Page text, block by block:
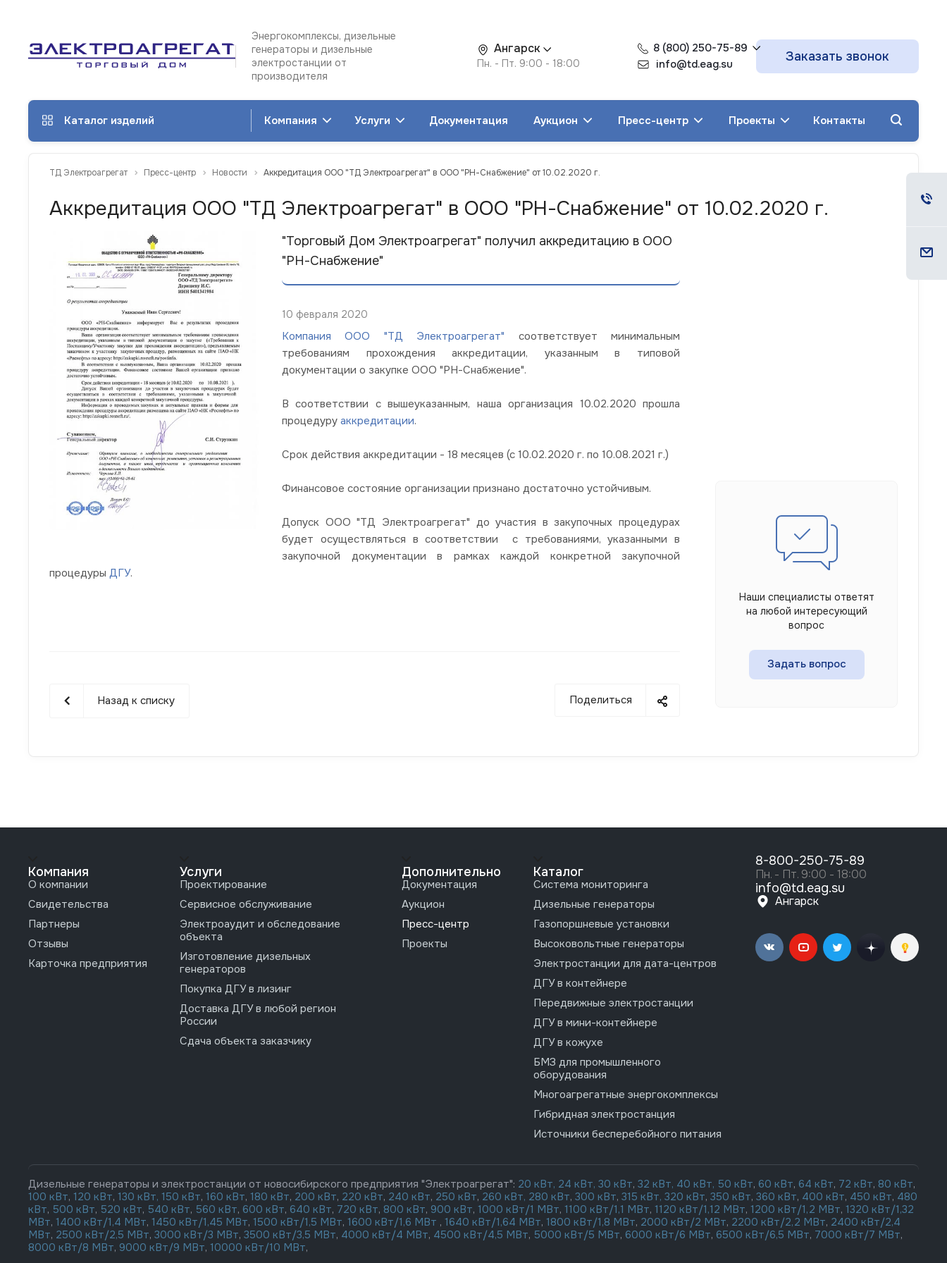
Энергокомплексы, дизельные
генераторы и дизельные
электростанции от
производителя
Ангарск
Пн. - Пт. 9:00 - 18:00
8 (800) 250-75-89
info@td.eag.su
Заказать звонок
Каталог изделий Компания Услуги Документация Аукцион Пресс-центр Проекты Контакты
ТД Электроагрегат Пресс-центр Новости Аккредитация ООО "ТД Электроагрегат" в ООО "РН-Снабжение" от 10.02.2020 г.
Аккредитация ООО "ТД Электроагрегат" в ООО "РН-Снабжение" от 10.02.2020 г.
"Торговый Дом Электроагрегат" получил аккредитацию в ООО
"РН-Снабжение"
10 февраля 2020
Компания ООО "ТД Электроагрегат" соответствует минимальным
требованиям прохождения аккредитации, указанным в типовой
документации о закупке ООО "РН-Снабжение".
В соответствии с вышеуказанным, наша организация 10.02.2020 прошла
процедуру аккредитации.
Срок действия аккредитации - 18 месяцев (с 10.02.2020 г. по 10.08.2021 г.)
Финансовое состояние организации признано достаточно устойчивым.
Допуск ООО "ТД Электроагрегат" до участия в закупочных процедурах
будет осуществляться в соответствии с требованиями, указанными в
закупочной документации в рамках каждой конкретной закупочной
процедуры ДГУ.
Наши специалисты ответят
на любой интересующий
вопрос
Задать вопрос
Поделиться
Назад к списку
Компания
О компании
Свидетельства
Партнеры
Отзывы
Карточка предприятия
Услуги
Проектирование
Сервисное обслуживание
Электроаудит и обследование
объекта
Изготовление дизельных
генераторов
Покупка ДГУ в лизинг
Доставка ДГУ в любой регион
России
Сдача объекта заказчику
Дополнительно
Документация
Аукцион
Пресс-центр
Проекты
Каталог
Система мониторинга
Дизельные генераторы
Газопоршневые установки
Высоковольтные генераторы
Электростанции для дата-центров
ДГУ в контейнере
Передвижные электростанции
ДГУ в мини-контейнере
ДГУ в кожухе
БМЗ для промышленного
оборудования
Многоагрегатные энергокомплексы
Гибридная электростанция
Источники бесперебойного питания
8-800-250-75-89
Пн. - Пт. 9:00 - 18:00
info@td.eag.su
Ангарск
Дизельные генераторы и электростанции от новосибирского предприятия "Электроагрегат": 20 кВт, 24 кВт, 30 кВт, 32 кВт, 40 кВт, 50 кВт, 60 кВт, 64 кВт, 72 кВт, 80 кВт,
100 кВт, 120 кВт, 130 кВт, 150 кВт, 160 кВт, 180 кВт, 200 кВт, 220 кВт, 240 кВт, 250 кВт, 260 кВт, 280 кВт, 300 кВт, 315 кВт, 320 кВт, 350 кВт, 360 кВт, 400 кВт, 450 кВт, 480
кВт, 500 кВт, 520 кВт, 540 кВт, 560 кВт, 600 кВт, 640 кВт, 720 кВт, 800 кВт, 900 кВт, 1000 кВт/1 МВт, 1100 кВт/1,1 МВт, 1120 кВт/1,12 МВт, 1200 кВт/1,2 МВт, 1320 кВт/1,32
МВт, 1400 кВт/1,4 МВт, 1450 кВт/1,45 МВт, 1500 кВт/1,5 МВт, 1600 кВт/1,6 МВт , 1640 кВт/1,64 МВт, 1800 кВт/1,8 МВт, 2000 кВт/2 МВт, 2200 кВт/2,2 МВт, 2400 кВт/2,4
МВт, 2500 кВт/2,5 МВт, 3000 кВт/3 МВт, 3500 кВт/3,5 МВт, 4000 кВт/4 МВт, 4500 кВт/4,5 МВт, 5000 кВт/5 МВт, 6000 кВт/6 МВт, 6500 кВт/6,5 МВт, 7000 кВт/7 МВт,
8000 кВт/8 МВт, 9000 кВт/9 МВт, 10000 кВт/10 МВт,